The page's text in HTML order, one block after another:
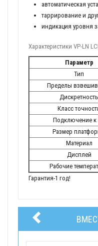
автоматическая
таррирование и
индикация уровня
Характеристики VP-LN
Параметр
Тип
Пределы
Дискретность
Класс
Подключение к
Размер
Материал
Дисплей
Рабочие
Гарантия-1 год!